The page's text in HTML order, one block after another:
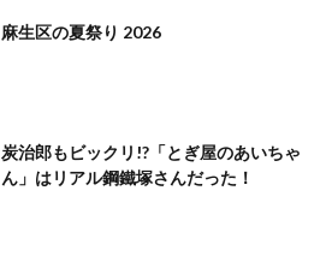
麻生区の夏祭り 2026
炭治郎もビックリ!?「とぎ屋のあいちゃ
ん」はリアル鋼鐵塚さんだった！